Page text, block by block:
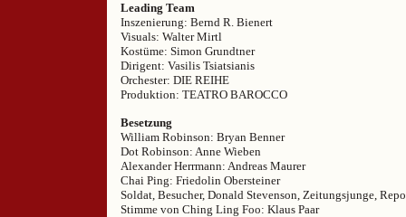
Leading Team
Inszenierung: Bernd R. Bienert
Visuals: Walter Mirtl
Kostüme: Simon Grundtner
Dirigent: Vasilis Tsiatsianis
Orchester: DIE REIHE
Produktion: TEATRO BAROCCO
Besetzung
William Robinson: Bryan Benner
Dot Robinson: Anne Wieben
Alexander Herrmann: Andreas Maurer
Chai Ping: Friedolin Obersteiner
Soldat, Besucher, Donald Stevenson, Zeitungsjunge,
Stimme von Ching Ling Foo: Klaus Paar